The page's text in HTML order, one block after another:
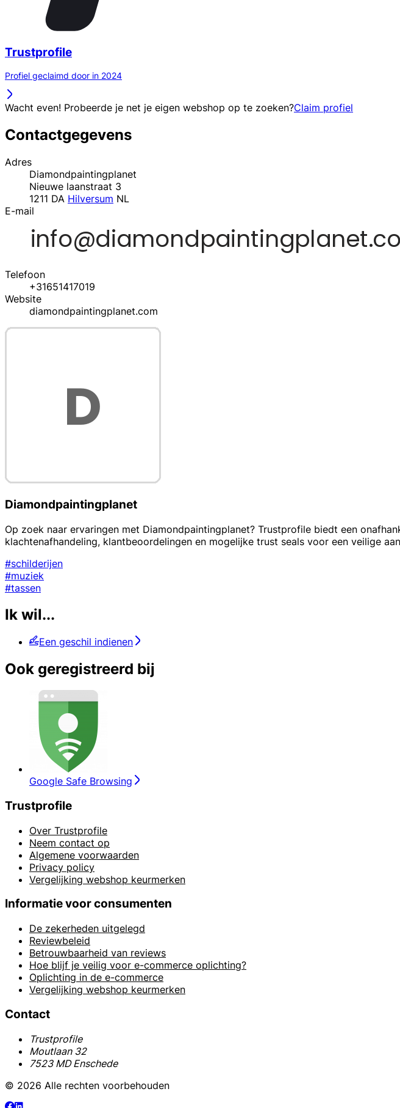
Trustprofile
Profiel geclaimd door in 2024
Wacht even! Probeerde je net je eigen webshop op te zoeken?Claim profiel
Contactgegevens
Adres
Diamondpaintingplanet
Nieuwe laanstraat 3
1211 DA Hilversum NL
E-mail
Telefoon
+31651417019
Website
diamondpaintingplanet.com
Diamondpaintingplanet
Op zoek naar ervaringen met Diamondpaintingplanet? Trustprofile biedt een
klachtenafhandeling, klantbeoordelingen en mogelijke trust seals voor een veilige
#schilderijen
#muziek
#tassen
Ik wil...
Een geschil indienen
Ook geregistreerd bij
Google Safe Browsing
Trustprofile
Over Trustprofile
Neem contact op
Algemene voorwaarden
Privacy policy
Vergelijking webshop keurmerken
Informatie voor consumenten
De zekerheden uitgelegd
Reviewbeleid
Betrouwbaarheid van reviews
Hoe blijf je veilig voor e-commerce oplichting?
Oplichting in de e-commerce
Vergelijking webshop keurmerken
Contact
Trustprofile
Moutlaan 32
7523 MD Enschede
© 2026 Alle rechten voorbehouden